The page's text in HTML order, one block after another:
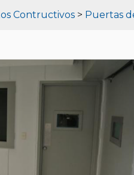
Contructivos> Puertas